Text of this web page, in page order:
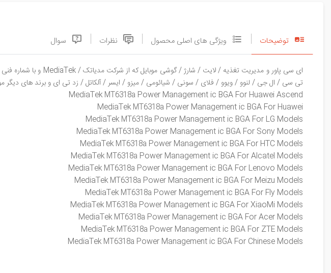
توضیحات ویژگی های اصلی محصول نظرات سوال
ای سی پاور و مدیریت تغذیه / لایت / شارژ / گوشی موبایل که از شرکت مدیاتک / MediaTek و با شماره فنی و مشخصات آی سی ام تی 6318 آ /
تی سی / ال جی / لنوو / ویوو / فلای / سونی / شیائومی / میزو / ایسر / آلکاتل / زد تی ای و برند های دیگر
MediaTekMT6318a Power Management ic BGA For Huawei Ascend
MediaTekMT6318a Power Management ic BGA For Huawei
MediaTekMT6318a Power Management ic BGA For LG Models
MediaTekMT6318a Power Management ic BGA For Sony Models
MediaTekMT6318a Power Management ic BGA For HTC Models
MediaTekMT6318a Power Management ic BGA For Alcatel Models
MediaTekMT6318a Power Management ic BGA For Lenovo Models
MediaTekMT6318a Power Management ic BGA For Meizu Models
MediaTekMT6318a Power Management ic BGA For Fly Models
MediaTekMT6318a Power Management ic BGA For XiaoMi Models
MediaTekMT6318a Power Management ic BGA For Acer Models
MediaTekMT6318a Power Management ic BGA For ZTE Models
MediaTekMT6318a Power Management ic BGA For Chinese Models